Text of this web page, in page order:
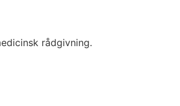
rådgivning.